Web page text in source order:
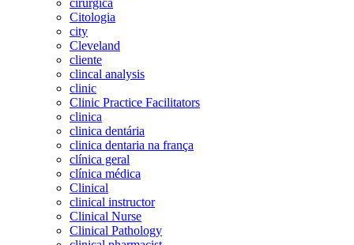
Citologia
city
Cleveland
cliente
clincal analysis
clinic
Clinic Practice Facilitators
clinica
clinica dentária
clinica dentaria na frança
clínica geral
clínica médica
Clinical
clinical instructor
Clinical Nurse
Clinical Pathology